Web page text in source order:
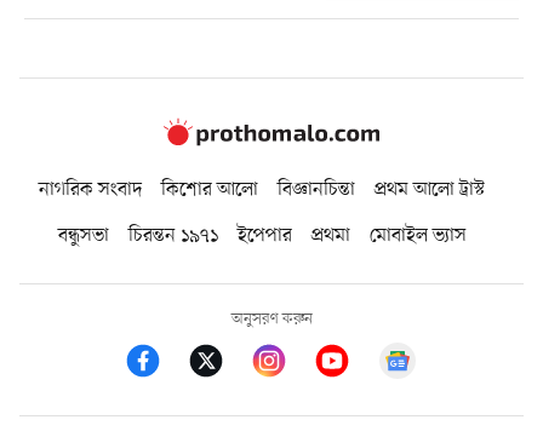
নাগরিক সংবাদ কিশোর আলো বিজ্ঞানচিন্তা
প্রথম আলো ট্রাস্ট
বন্ধুসভা
চিরন্তন ১৯৭১ ইপেপার প্রথমা মোবাইল ভ্যাস
অনুসরণ করুন